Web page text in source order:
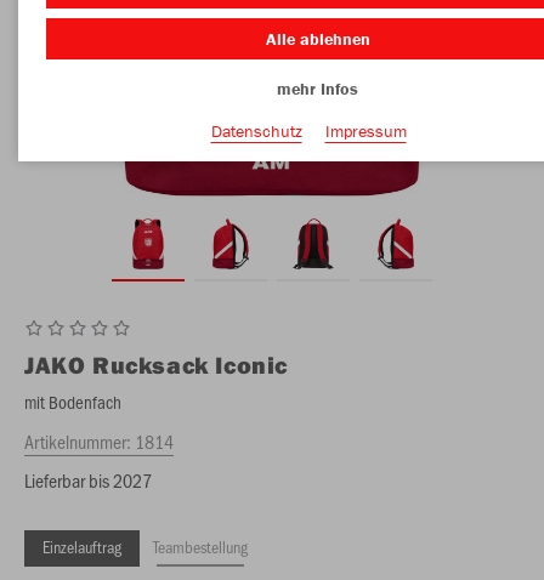
JAKO Rucksack Iconic
mit Bodenfach
Artikelnummer: 1814
Lieferbar bis 2027
Einzelauftrag Teambestellung
Alle ablehnen
mehr Infos
Datenschutz
Impressum